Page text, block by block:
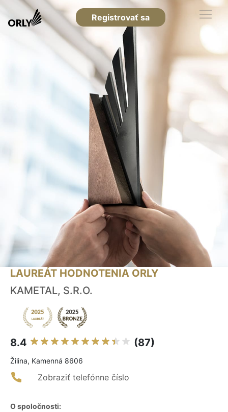
Registrovať sa
LAUREÁT HODNOTENIA ORLY
KAMETAL, S.R.O.
8.4 (87)
Žilina, Kamenná 8606
Zobraziť telefónne číslo
O spoločnosti: